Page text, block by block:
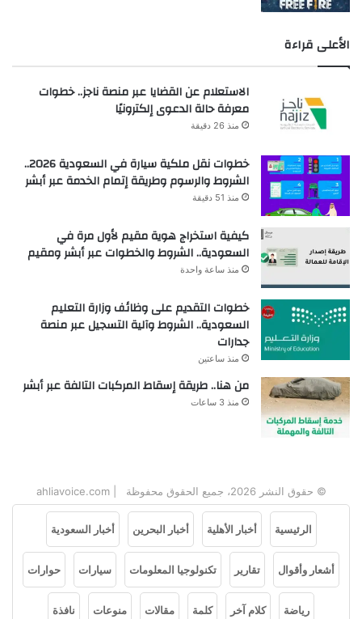
الأعلى قراءة
الاستعلام عن القضايا عبر منصة ناجز.. خطوات
معرفة حالة الدعوى إلكترونيًا
منذ 26 دقيقة
خطوات نقل ملكية سيارة في السعودية 2026..
الشروط والرسوم وطريقة إتمام الخدمة عبر أبشر
منذ 51 دقيقة
كيفية استخراج هوية مقيم لأول مرة في
السعودية.. الشروط والخطوات عبر أبشر ومقيم
منذ ساعة واحدة
خطوات التقديم على وظائف وزارة التعليم
السعودية.. الشروط وآلية التسجيل عبر منصة
جدارات
منذ ساعتين
من هنا.. طريقة إسقاط المركبات التالفة عبر أبشر
منذ 3 ساعات
© حقوق النشر 2026، جميع الحقوق محفوظة | ahliavoice.com
الرئيسية أخبار الأهلية أخبار البحرين أخبار السعودية
أشعار وأقوال تقارير تكنولوجيا المعلومات سيارات حوارات
رياضة كلام آخر كلمة مقالات منوعات نافذة